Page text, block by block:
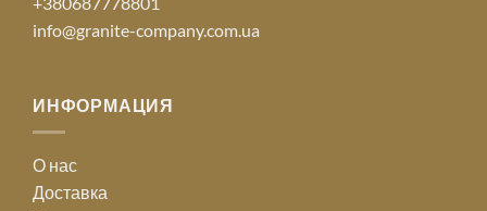
info@granite-company.com.ua
Доставка
Пользовательское соглашение